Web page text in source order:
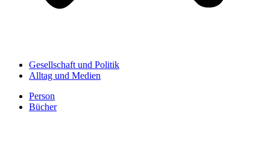
Gesellschaft und Politik
Alltag und Medien
Person
Bücher